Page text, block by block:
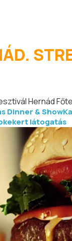
Hernád
Dinner & Show
látogatás